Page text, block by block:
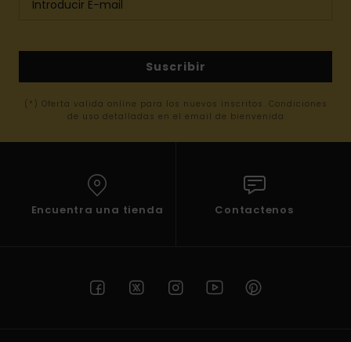
Suscribir
(*) Oferta valida online para los nuevos inscritos. Condiciones
de uso detalladas en el email de bienvenida
Encuentra una tienda Contactenos